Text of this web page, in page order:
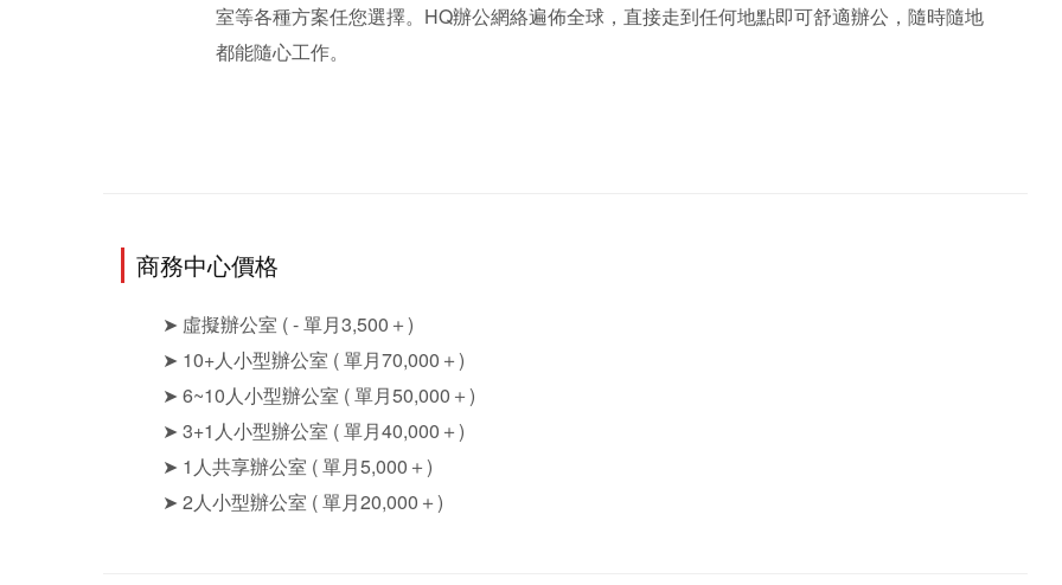
室等各種方案任您選擇。HQ辦公網絡遍佈全球，直接走到任何地點即可舒適辦公，隨時隨地
都能隨心工作。
商務中心價格
➤ 虛擬辦公室 ( - 單月3,500＋)
➤ 10+人小型辦公室 ( 單月70,000＋)
➤ 6~10人小型辦公室 ( 單月50,000＋)
➤ 3+1人小型辦公室 ( 單月40,000＋)
➤ 1人共享辦公室 ( 單月5,000＋)
➤ 2人小型辦公室 ( 單月20,000＋)